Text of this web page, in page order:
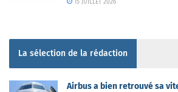
15 JUILLET 2026
La sélection de la rédaction
Airbus a bien retrouvé sa